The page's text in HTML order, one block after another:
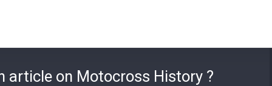
article on Motocross History ?